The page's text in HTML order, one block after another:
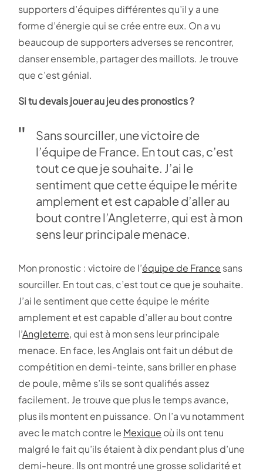
supporters d’équipes différentes qu’il y a une
forme d’énergie qui se crée entre eux. On a vu
beaucoup de supporters adverses se rencontrer,
danser ensemble, partager des maillots. Je trouve
que c’est génial.
Si tu devais jouer au jeu des pronostics ?
Sans sourciller, une victoire de
l’équipe de France. En tout cas, c’est
tout ce que je souhaite. J’ai le
sentiment que cette équipe le mérite
amplement et est capable d’aller au
bout contre l’Angleterre, qui est à mon
sens leur principale menace.
Mon pronostic : victoire de l’équipe de France sans
sourciller. En tout cas, c’est tout ce que je souhaite.
J’ai le sentiment que cette équipe le mérite
amplement et est capable d’aller au bout contre
l’Angleterre, qui est à mon sens leur principale
menace. En face, les Anglais ont fait un début de
compétition en demi-teinte, sans briller en phase
de poule, même s’ils se sont qualifiés assez
facilement. Je trouve que plus le temps avance,
plus ils montent en puissance. On l’a vu notamment
avec le match contre le Mexique où ils ont tenu
malgré le fait qu’ils étaient à dix pendant plus d’une
demi-heure. Ils ont montré une grosse solidarité et